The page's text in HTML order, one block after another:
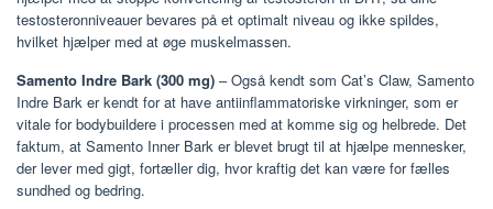
testosteronniveauer bevares på et optimalt niveau og ikke spildes,
hvilket hjælper med at øge muskelmassen.
Samento Indre Bark (300 mg) – Også kendt som Cat’s Claw, Samento
Indre Bark er kendt for at have antiinflammatoriske virkninger, som er
vitale for bodybuildere i processen med at komme sig og helbrede. Det
faktum, at Samento Inner Bark er blevet brugt til at hjælpe mennesker,
der lever med gigt, fortæller dig, hvor kraftig det kan være for fælles
sundhed og bedring.